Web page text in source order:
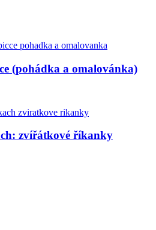
(pohádka a omalovánka)
zvířátkové říkanky